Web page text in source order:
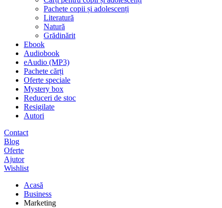
Pachete copii și adolescenți
Literatură
Natură
Grădinărit
Ebook
Audiobook
eAudio (MP3)
Pachete cărți
Oferte speciale
Mystery box
Reduceri de stoc
Resigilate
Autori
Contact
Blog
Oferte
Ajutor
Wishlist
Acasă
Business
Marketing